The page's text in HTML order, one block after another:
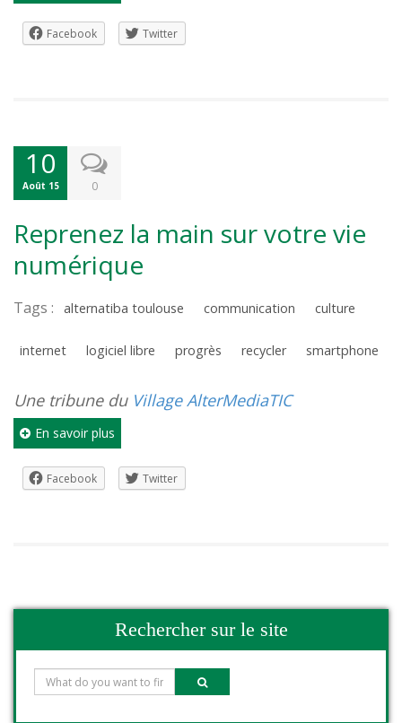
Facebook Twitter
10
Août 15 0
Reprenez la main sur votre vie
numérique
Tags : alternatiba toulouse communication culture
internet logiciel libre progrès recycler smartphone
Une tribune du Village AlterMediaTIC
En savoir plus
Facebook Twitter
Rechercher sur le site